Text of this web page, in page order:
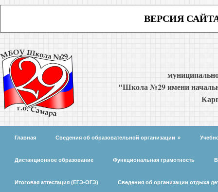
ВЕРСИЯ
"Школа №29 имени
Главная Сведения об образовательной организации »
Дистанционное образование Функциональная грамотность
Итоговая аттестация (ЕГЭ-ОГЭ) Сведения об организации отдыха